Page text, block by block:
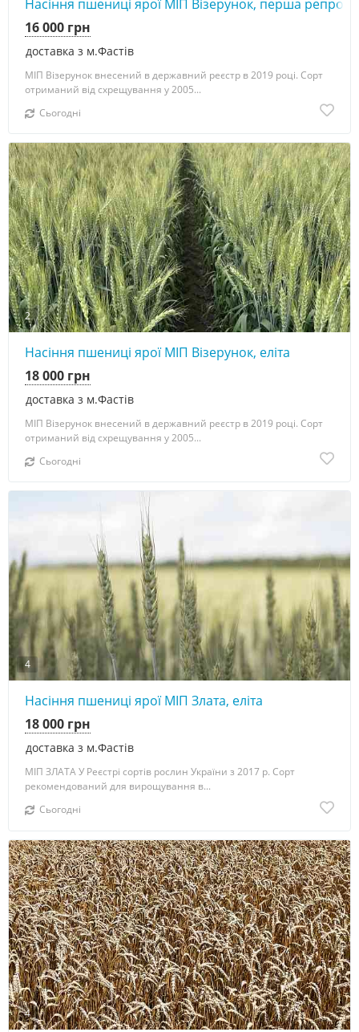
Насіння пшениці ярої МІП Візерунок, перша
доставка з м.Фастів
16 000 грн
МІП Візерунок внесений в державний реєстр в 2019 році. Сорт
отриманий від схрещування у 2005...
Сьогодні
2
Насіння пшениці ярої МІП Візерунок, еліта
доставка з м.Фастів
18 000 грн
МІП Візерунок внесений в державний реєстр в 2019 році. Сорт
отриманий від схрещування у 2005...
Сьогодні
4
Насіння пшениці ярої МІП Злата, еліта
доставка з м.Фастів
18 000 грн
МІП ЗЛАТА У Реєстрі сортів рослин України з 2017 р. Сорт
рекомендований для вирощування в...
Сьогодні
4